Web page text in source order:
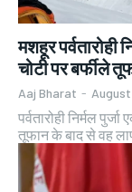
मशहूर पर्वतारोही
चोटी पर बर्फीले
Aaj Bharat -
पर्वतारोही निर्मल
तूफान के बाद से वह